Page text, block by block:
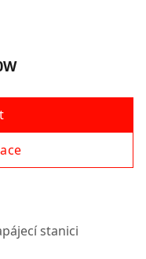
stanici